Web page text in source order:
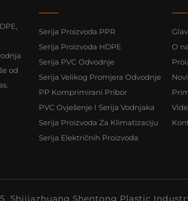
od
Serija Proizvoda PPR
Serija Proizvoda HDPE
Serija PVC Odvodnje
Serija Velikog Promjera Odvodnje
PP Komprimirani Pribor
PVC Ovješenje I Serija Vodnjaka
Serija Proizvoda Za Klimatizaciju
Serija Električnih Proizvoda
O
Shijiazhuang Shentong Plastic